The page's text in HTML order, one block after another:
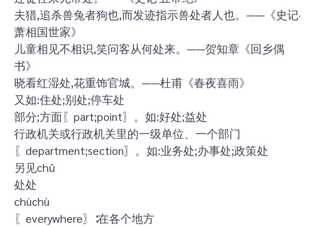
夫猎,追杀兽兔者狗也,而发迹指示兽处者人也。——《史记·
萧相国世家》
儿童相见不相识,笑问客从何处来。——贺知章《回乡偶
书》
晓看红湿处,花重饰官城。——杜甫《春夜喜雨》
又如:住处;别处;停车处
部分;方面〖part;point〗。如:好处;益处
行政机关或行政机关里的一级单位、一个部门
〖department;section〗。如:业务处;办事处;政策处
另见chǔ
处处
chùchù
〖everywhere〗∶在各个地方